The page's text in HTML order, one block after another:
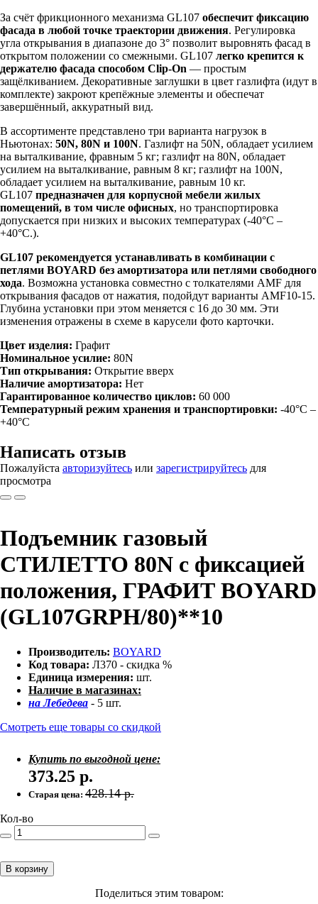
За счёт фрикционного механизма GL107 обеспечит фиксацию
фасада в любой точке траектории движения. Регулировка
угла открывания в диапазоне до 3° позволит выровнять фасад в
открытом положении со смежными. GL107 легко крепится к
держателю фасада способом Clip-On — простым
защёлкиванием. Декоративные заглушки в цвет газлифта (идут в
комплекте) закроют крепёжные элементы и обеспечат
завершённый, аккуратный вид.
В ассортименте представлено три варианта нагрузок в
Ньютонах: 50N, 80N и 100N. Газлифт на 50N, обладает усилием
на выталкивание, фравным 5 кг; газлифт на 80N, обладает
усилием на выталкивание, равным 8 кг; газлифт на 100N,
обладает усилием на выталкивание, равным 10 кг.
GL107 предназначен для корпусной мебели жилых
помещений, в том числе офисных, но транспортировка
допускается при низких и высоких температурах (-40°C –
+40°C.).
GL107 рекомендуется устанавливать в комбинации с
петлями BOYARD без амортизатора или петлями свободного
хода. Возможна установка совместно с толкателями AMF для
открывания фасадов от нажатия, подойдут варианты AMF10-15.
Глубина установки при этом меняется с 16 до 30 мм. Эти
изменения отражены в схеме в карусели фото карточки.
Цвет изделия: Графит
Номинальное усилие: 80N
Тип открывания: Открытие вверх
Наличие амортизатора: Нет
Гарантированное количество циклов: 60 000
Температурный режим хранения и транспортировки: -40°C –
+40°C
Написать отзыв
Пожалуйста авторизуйтесь или зарегистрируйтесь для
просмотра
Подъемник газовый
СТИЛЕТТО 80N с фиксацией
положения, ГРАФИТ BOYARD
(GL107GRPH/80)**10
Производитель: BOYARD
Код товара: Л370 - скидка %
Единица измерения: шт.
Наличие в магазинах:
на Лебедева - 5 шт.
Смотреть еще товары со скидкой
Купить по выгодной цене:
373.25 р.
Старая цена: 428.14р.
Кол-во
В корзину
Поделиться этим товаром: